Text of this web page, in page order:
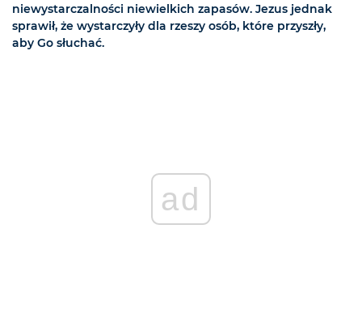
niewystarczalności niewielkich zapasów. Jezus jednak
sprawił, że wystarczyły dla rzeszy osób, które przyszły,
aby Go słuchać.
ad